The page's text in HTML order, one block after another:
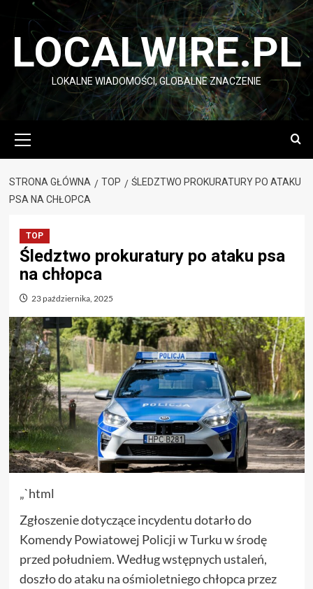
Przejdź
LOCALWIRE.PL
LOKALNE WIADOMOŚCI, GLOBALNE ZNACZENIE
główne
STRONA GŁÓWNA TOP
ŚLEDZTWO PROKURATURY PO ATAKU
PSA NA CHŁOPCA
TOP
Śledztwo prokuratury po ataku psa
na chłopca
23 października, 2025
„`html
Zgłoszenie dotyczące incydentu dotarło do
Komendy Powiatowej Policji w Turku w środę
przed południem. Według wstępnych ustaleń,
doszło do ataku na ośmioletniego chłopca przez